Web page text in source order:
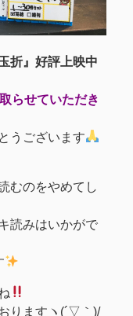
折』好評上映中
らせていただき
うございます
むのをやめてし
読みはいかがで
りますヽ(´▽｀)/